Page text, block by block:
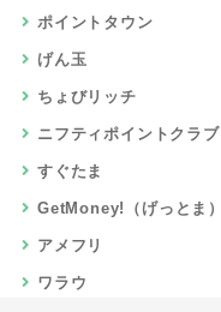
ポイントタウン
げん玉
ちょびリッチ
ニフティポイントクラブ
すぐたま
GetMoney!（げっとま）
アメフリ
ワラウ